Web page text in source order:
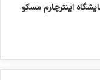
اینترچارم مسکو